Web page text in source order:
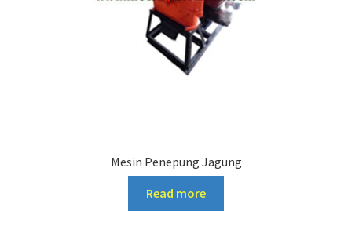
Mesin Penepung Jagung
Read more